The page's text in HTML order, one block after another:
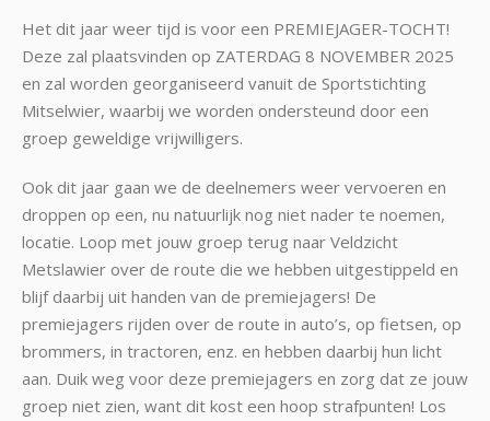
Het dit jaar weer tijd is voor een PREMIEJAGER-TOCHT!
Deze zal plaatsvinden op ZATERDAG 8 NOVEMBER 2025
en zal worden georganiseerd vanuit de Sportstichting
Mitselwier, waarbij we worden ondersteund door een
groep geweldige vrijwilligers.
Ook dit jaar gaan we de deelnemers weer vervoeren en
droppen op een, nu natuurlijk nog niet nader te noemen,
locatie. Loop met jouw groep terug naar Veldzicht
Metslawier over de route die we hebben uitgestippeld en
blijf daarbij uit handen van de premiejagers! De
premiejagers rijden over de route in auto’s, op fietsen, op
brommers, in tractoren, enz. en hebben daarbij hun licht
aan. Duik weg voor deze premiejagers en zorg dat ze jouw
groep niet zien, want dit kost een hoop strafpunten! Los